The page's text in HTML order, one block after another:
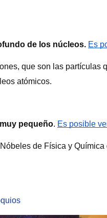
de los núcleos. Es
que son las partículas
atómicos.
pequeño. Es posible
de Física y Química